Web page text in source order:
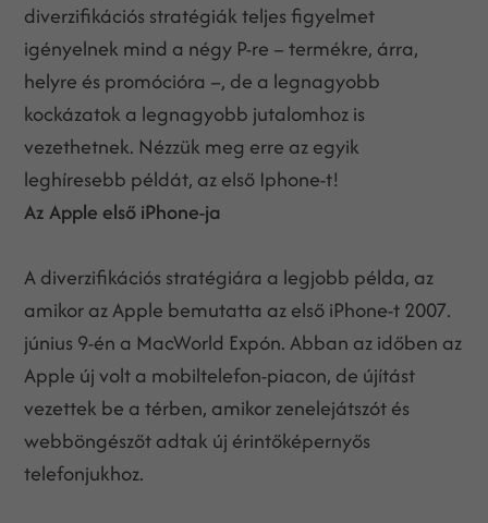
diverzifikációs stratégiák teljes figyelmet
igényelnek mind a négy P-re – termékre, árra,
helyre és promócióra –, de a legnagyobb
kockázatok a legnagyobb jutalomhoz is
vezethetnek. Nézzük meg erre az egyik
leghíresebb példát, az első Iphone-t!
Az Apple első iPhone-ja
A diverzifikációs stratégiára a legjobb példa, az
amikor az Apple bemutatta az első iPhone-t 2007.
június 9-én a MacWorld Expón. Abban az időben az
Apple új volt a mobiltelefon-piacon, de újítást
vezettek be a térben, amikor zenelejátszót és
webböngészőt adtak új érintőképernyős
telefonjukhoz.